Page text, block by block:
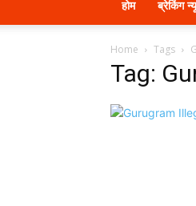
होम ब्रेकिंग
Home Tags
Tag: